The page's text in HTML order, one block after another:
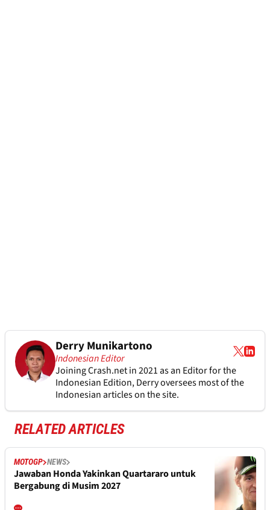
Derry Munikartono
Indonesian Editor
Joining Crash.net in 2021 as an Editor for the
Indonesian Edition, Derry oversees most of the
Indonesian articles on the site.
RELATED ARTICLES
MOTOGP NEWS
Jawaban Honda Yakinkan Quartararo untuk
Bergabung di Musim 2027